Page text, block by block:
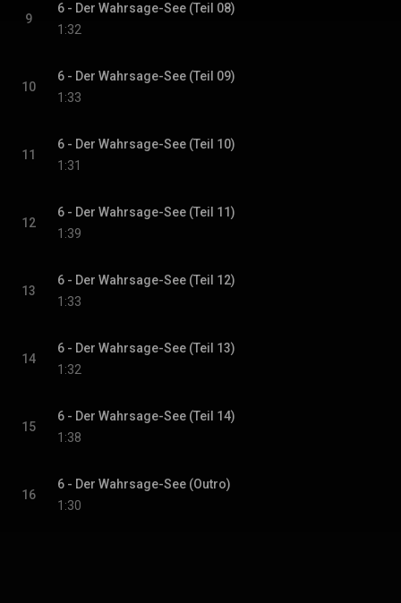
9
6 - Der Wahrsage-See (Teil 08)
1:32
10
6 - Der Wahrsage-See (Teil 09)
1:33
11
6 - Der Wahrsage-See (Teil 10)
1:31
12
6 - Der Wahrsage-See (Teil 11)
1:39
13
6 - Der Wahrsage-See (Teil 12)
1:33
14
6 - Der Wahrsage-See (Teil 13)
1:32
15
6 - Der Wahrsage-See (Teil 14)
1:38
16
6 - Der Wahrsage-See (Outro)
1:30